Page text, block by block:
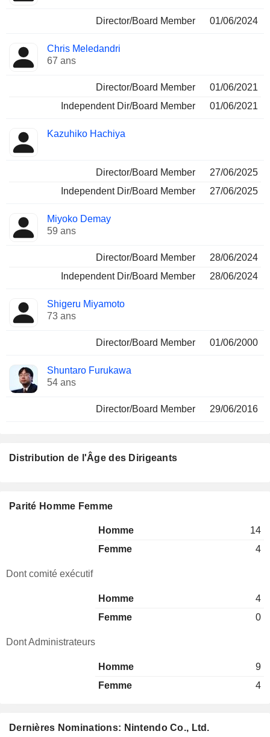
Director/Board Member 01/06/2024
Chris Meledandri
67 ans
Director/Board Member
01/06/2021
Independent Dir/Board Member
01/06/2021
Kazuhiko Hachiya
Director/Board Member
27/06/2025
Independent Dir/Board Member
27/06/2025
Miyoko Demay
59 ans
Director/Board Member
28/06/2024
Independent Dir/Board Member
28/06/2024
Shigeru Miyamoto
73 ans
Director/Board Member 01/06/2000
Shuntaro Furukawa
54 ans
Director/Board Member 29/06/2016
Dernières Nominations: Nintendo Co., Ltd.
Distribution de l'Âge des Dirigeants
Parité Homme Femme
Homme
14
Femme
4
Dont comité exécutif
Homme
4
Femme
0
Dont Administrateurs
Homme
9
Femme
4